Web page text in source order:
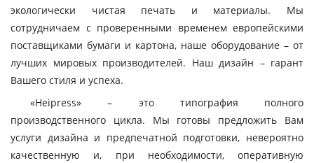
экологически чистая печать и материалы. Мы
сотрудничаем с проверенными временем европейскими
поставщиками бумаги и картона, наше оборудование – от
лучших мировых производителей. Наш дизайн – гарант
Вашего стиля и успеха.
«Heipress» – это типография полного
производственного цикла. Мы готовы предложить Вам
услуги дизайна и предпечатной подготовки, невероятно
качественную и, при необходимости, оперативную